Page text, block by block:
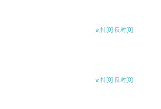
支持[0] 反对[0]
支持[0] 反对[0]